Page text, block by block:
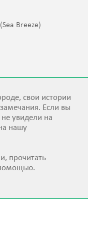
Breeze)
свои истории
Если вы
увидели на
нашу
прочитать